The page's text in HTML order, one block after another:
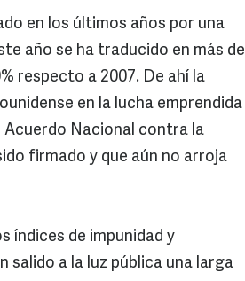
en los últimos años por una
año se ha traducido en más de
respecto a 2007. De ahí la
en la lucha emprendida
Acuerdo Nacional contra la
firmado y que aún no arroja
índices de impunidad y
salido a la luz pública una larga